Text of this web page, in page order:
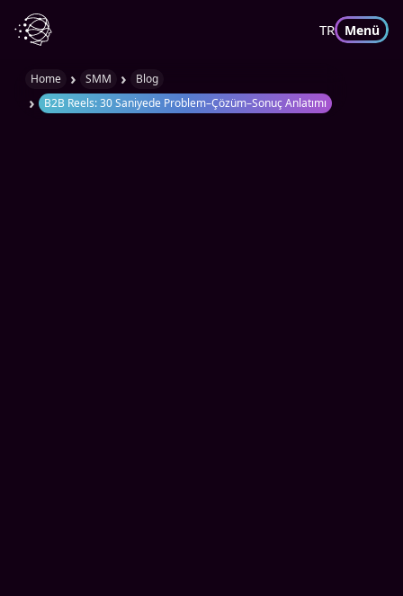
TR Menü
Home › SMM › Blog
› B2B Reels: 30 Saniyede Problem–Çözüm–Sonuç Anlatımı